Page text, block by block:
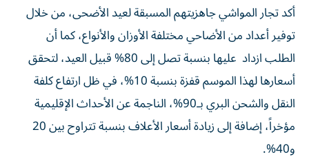
أكد تجار المواشي جاهزيتهم المسبقة لعيد الأضحى، من خلال
توفير أعداد من الأضاحي مختلفة الأوزان والأنواع، كما أن
الطلب ازداد عليها بنسبة تصل إلى 80% قبيل العيد، لتحقق
أسعارها لهذا الموسم قفزة بنسبة 10%، في ظل ارتفاع كلفة
النقل والشحن البري بـ90%، الناجمة عن الأحداث الإقليمية
مؤخراً، إضافة إلى زيادة أسعار الأعلاف بنسبة تتراوح بين 20
و40%.